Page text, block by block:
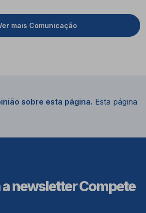
mais Comunicação
sobre esta página. Esta página
newsletter Compete